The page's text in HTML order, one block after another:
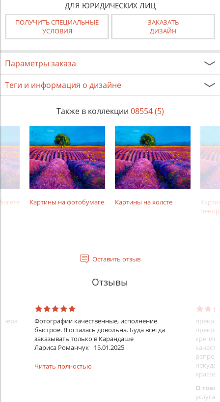
ДЛЯ ЮРИДИЧЕСКИХ ЛИЦ
ПОЛУЧИТЬ СПЕЦИАЛЬНЫЕ
УСЛОВИЯ
ЗАКАЗАТЬ
ДИЗАЙН
Параметры заказа
Теги и информация о дизайне
Также в коллекции 08554 (5)
Картины на фотобумаге Картины на холсте
Оставить отзыв
Отзывы
Фотографии качественные, исполнение
быстрое. Я осталась довольна. Буда всегда
заказывать только в Карандаше
Лариса Романчук
15.01.2025
Читать полностью
О
услуга